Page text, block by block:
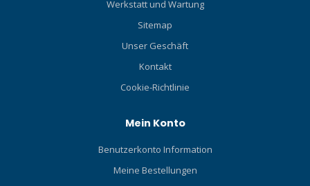
Werkstatt und Wartung
Sitemap
Unser Geschäft
Kontakt
Cookie-Richtlinie
Mein Konto
Benutzerkonto Information
Meine Bestellungen